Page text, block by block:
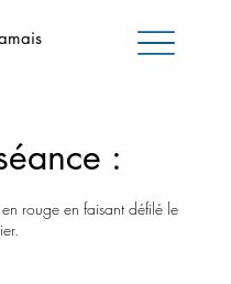
:
rouge en faisant défilé le